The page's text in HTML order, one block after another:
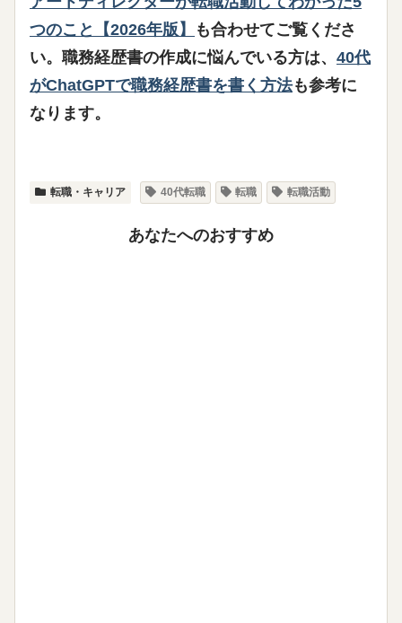
つのこと【2026年版】
も合わせてご覧くださ
い。職務経歴書の作成に悩んでいる方は、 40代
がChatGPTで職務経歴書を書く方法も参考に
なります。
転職・キャリア 40代転職 転職 転職活動
あなたへのおすすめ